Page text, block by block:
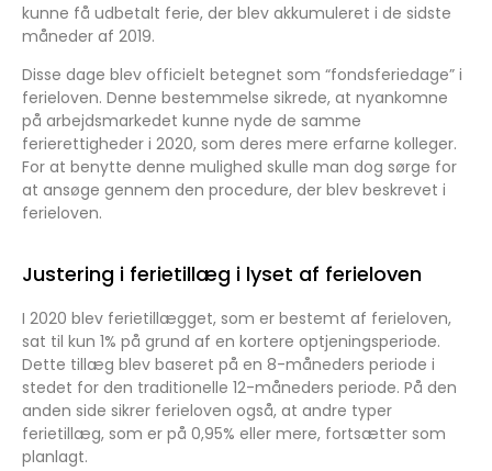
kunne få udbetalt ferie, der blev akkumuleret i de sidste
måneder af 2019.
Disse dage blev officielt betegnet som “fondsferiedage” i
ferieloven. Denne bestemmelse sikrede, at nyankomne
på arbejdsmarkedet kunne nyde de samme
ferierettigheder i 2020, som deres mere erfarne kolleger.
For at benytte denne mulighed skulle man dog sørge for
at ansøge gennem den procedure, der blev beskrevet i
ferieloven.
Justering i ferietillæg i lyset af ferieloven
I 2020 blev ferietillægget, som er bestemt af ferieloven,
sat til kun 1% på grund af en kortere optjeningsperiode.
Dette tillæg blev baseret på en 8-måneders periode i
stedet for den traditionelle 12-måneders periode. På den
anden side sikrer ferieloven også, at andre typer
ferietillæg, som er på 0,95% eller mere, fortsætter som
planlagt.